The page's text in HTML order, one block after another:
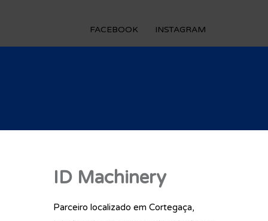
FACEBOOK INSTAGRAM
ID Machinery
Parceiro localizado em Cortegaça,